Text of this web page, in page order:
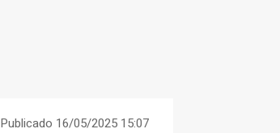
Publicado 16/05/2025 15:07